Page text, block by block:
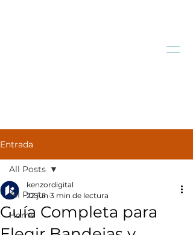
Entrada
All Posts
Home
All Posts
Guía Completa para
kenzordigital
22 jun 3 min de lectura